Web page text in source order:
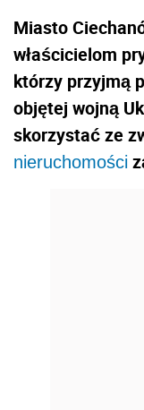
Miasto
właścicielom
którzy przyjmą
objętej wojną
skorzystać ze
nieruchomości